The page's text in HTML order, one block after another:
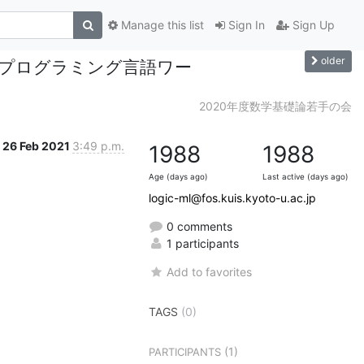
Sign In Sign Up
Manage this list
ログラミング言語ワー
older
2020年度数学基礎論若手の会
26 Feb 2021 3:49 p.m. 1988
Age (days ago)
1988
Last active (days ago)
logic-ml@fos.kuis.kyoto-u.ac.jp
0 comments
1 participants
Add to favorites
TAGS (0)
PARTICIPANTS (1)